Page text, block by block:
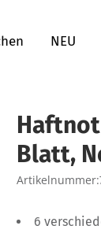
NEU
Blatt,
Artikelnummer:
6